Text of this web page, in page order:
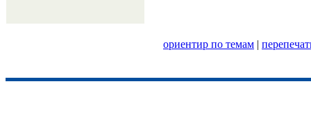
ориентир по темам |